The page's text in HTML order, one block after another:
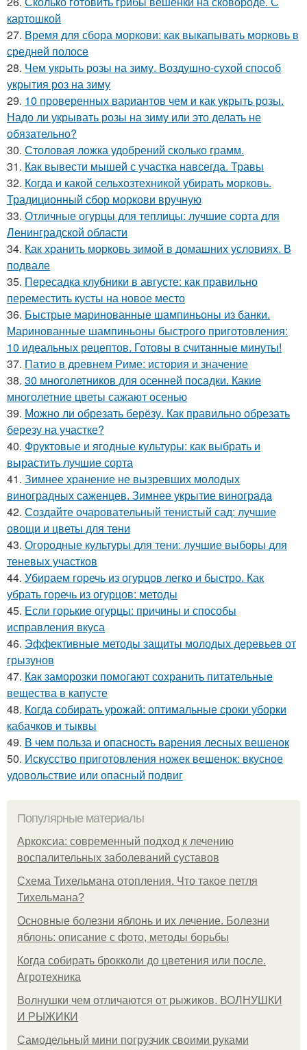
картошкой
27. Время для сбора моркови: как выкапывать морковь в
средней полосе
28. Чем укрыть розы на зиму. Воздушно-сухой способ
укрытия роз на зиму
29. 10 проверенных вариантов чем и как укрыть розы.
Надо ли укрывать розы на зиму или это делать не
обязательно?
30. Столовая ложка удобрений сколько грамм.
31. Как вывести мышей с участка навсегда. Травы
32. Когда и какой сельхозтехникой убирать морковь.
Традиционный сбор моркови вручную
33. Отличные огурцы для теплицы: лучшие сорта для
Ленинградской области
34. Как хранить морковь зимой в домашних условиях. В
подвале
35. Пересадка клубники в августе: как правильно
переместить кусты на новое место
36. Быстрые маринованные шампиньоны из банки.
Маринованные шампиньоны быстрого приготовления:
10 идеальных рецептов. Готовы в считанные минуты!
37. Патио в древнем Риме: история и значение
38. 30 многолетников для осенней посадки. Какие
многолетние цветы сажают осенью
39. Можно ли обрезать берёзу. Как правильно обрезать
березу на участке?
40. Фруктовые и ягодные культуры: как выбрать и
вырастить лучшие сорта
41. Зимнее хранение не вызревших молодых
виноградных саженцев. Зимнее укрытие винограда
42. Создайте очаровательный тенистый сад: лучшие
овощи и цветы для тени
43. Огородные культуры для тени: лучшие выборы для
теневых участков
44. Убираем горечь из огурцов легко и быстро. Как
убрать горечь из огурцов: методы
45. Если горькие огурцы: причины и способы
исправления вкуса
46. Эффективные методы защиты молодых деревьев от
грызунов
47. Как заморозки помогают сохранить питательные
вещества в капусте
48. Когда собирать урожай: оптимальные сроки уборки
кабачков и тыквы
49. В чем польза и опасность варения лесных вешенок
50. Искусство приготовления ножек вешенок: вкусное
удовольствие или опасный подвиг
Популярные материалы
Аркоксиа: современный подход к лечению
воспалительных заболеваний суставов
Схема Тихельмана отопления. Что такое петля
Тихельмана?
Основные болезни яблонь и их лечение. Болезни
яблонь: описание с фото, методы борьбы
Когда собирать брокколи до цветения или после.
Агротехника
Волнушки чем отличаются от рыжиков. ВОЛНУШКИ
И РЫЖИКИ
Самодельный мини погрузчик своими руками